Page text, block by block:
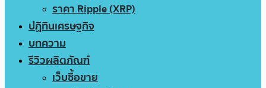
ราคา Ripple (XRP)
ปฏิทินเศรษฐกิจ
บทความ
รีวิวผลิตภัณฑ์
เว็บซื้อขาย